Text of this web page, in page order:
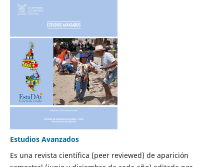
Estudios Avanzados
Es una revista científica (peer reviewed) de aparición